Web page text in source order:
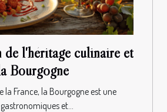
l'héritage culinaire et
Bourgogne
la France, la Bourgogne est une
et...